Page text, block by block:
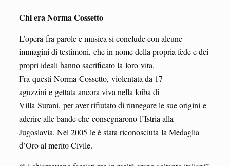
Chi era Norma Cossetto
L’opera fra parole e musica si conclude con alcune
immagini di testimoni, che in nome della propria fede e dei
propri ideali hanno sacrificato la loro vita.
Fra questi Norma Cossetto, violentata da 17
aguzzini e gettata ancora viva nella foiba di
Villa Surani, per aver rifiutato di rinnegare le sue origini e
aderire alle bande che consegnarono l’Istria alla
Jugoslavia. Nel 2005 le è stata riconosciuta la Medaglia
d’Oro al merito Civile.